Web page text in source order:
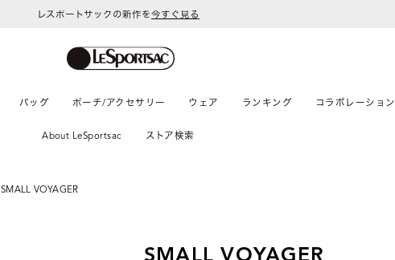
レスポートサックの新作を今すぐ見る
バッグ ポーチ/アクセサリー ウェア ランキング コラボレーション
About LeSportsac ストア検索
SMALL VOYAGER
SMALL VOYAGER